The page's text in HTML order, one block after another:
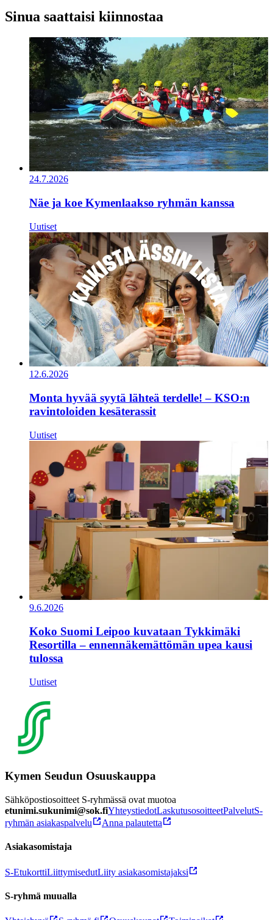
Sinua saattaisi kiinnostaa
24.7.2026
Näe ja koe Kymenlaakso ryhmän kanssa
Uutiset
12.6.2026
Monta hyvää syytä lähteä terdelle! – KSO:n
ravintoloiden kesäterassit
Uutiset
9.6.2026
Koko Suomi Leipoo kuvataan Tykkimäki
Resortilla – ennennäkemättömän upea kausi
tulossa
Uutiset
Kymen Seudun Osuuskauppa
Sähköpostiosoitteet S-ryhmässä ovat muotoa
etunimi.sukunimi@sok.fiYhteystiedotLaskutusosoitteetPalvelutS-
ryhmän asiakaspalvelu
Anna palautetta
Asiakasomistaja
S-EtukorttiLiittymisedutLiity asiakasomistajaksi
S-ryhmä muualla